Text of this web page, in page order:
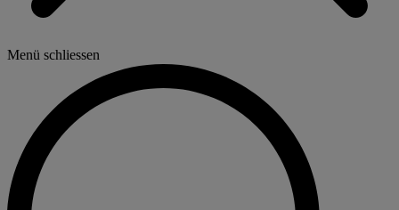
Menü schliessen